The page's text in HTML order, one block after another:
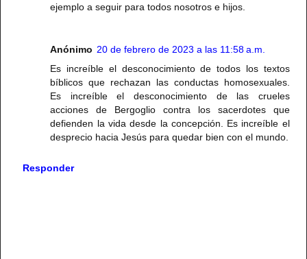
ejemplo a seguir para todos nosotros e hijos.
Anónimo 20 de febrero de 2023 a las 11:58 a.m.
Es increíble el desconocimiento de todos los textos
bíblicos que rechazan las conductas homosexuales.
Es increíble el desconocimiento de las crueles
acciones de Bergoglio contra los sacerdotes que
defienden la vida desde la concepción. Es increíble el
desprecio hacia Jesús para quedar bien con el mundo.
Responder